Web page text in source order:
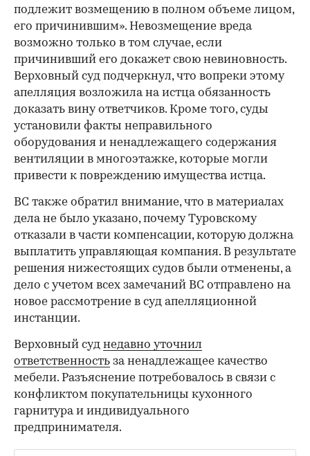
00:00 / 00:00
подлежит возмещению в полном объеме лицом,
его причинившим». Невозмещение вреда
возможно только в том случае, если
причинивший его докажет свою невиновность.
Верховный суд подчеркнул, что вопреки этому
апелляция возложила на истца обязанность
доказать вину ответчиков. Кроме того, суды
установили факты неправильного
оборудования и ненадлежащего содержания
вентиляции в многоэтажке, которые могли
привести к повреждению имущества истца.
ВС также обратил внимание, что в материалах
дела не было указано, почему Туровскому
отказали в части компенсации, которую должна
выплатить управляющая компания. В результате
решения нижестоящих судов были отменены, а
дело с учетом всех замечаний ВС отправлено на
новое рассмотрение в суд апелляционной
инстанции.
Верховный суд недавно уточнил
ответственность за ненадлежащее качество
мебели. Разъяснение потребовалось в связи с
конфликтом покупательницы кухонного
гарнитура и индивидуального
предпринимателя.